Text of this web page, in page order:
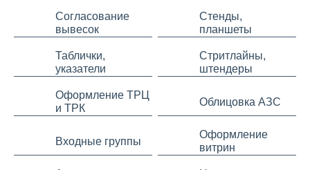
Согласование
вывесок
Стенды,
планшеты
Таблички,
указатели
Стритлайны,
штендеры
Оформление ТРЦ
и ТРК
Облицовка АЗС
Входные группы
Оформление
витрин